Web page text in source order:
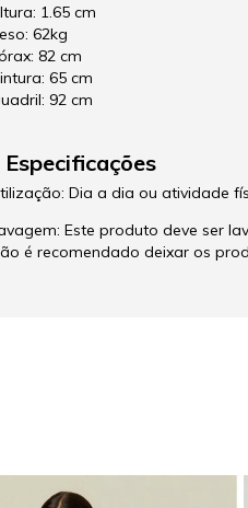
1.65 cm
62kg
82 cm
65 cm
92 cm
Especificações
Dia a dia ou atividade
Este produto deve ser
é recomendado deixar os